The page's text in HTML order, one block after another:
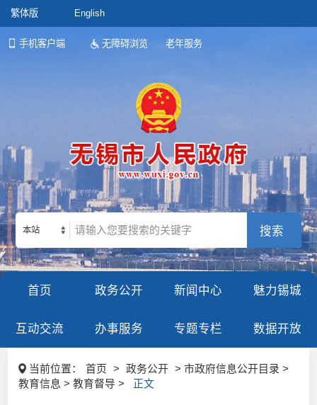
繁体版 English
手机客户端 无障碍浏览 老年服务
本站
首页 政务公开 新闻中心 魅力锡城
互动交流 办事服务 专题专栏 数据开放
当前位置： 首页 > 政务公开
> 市政府信息公开目录 >
教育信息 > 教育督导 >
正文